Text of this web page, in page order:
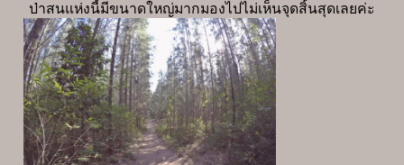
ป่าสนแห่งนี้มีขนาดใหญ่มากมองไปไม่เห็นจุดสิ้นสุดเลยค่ะ